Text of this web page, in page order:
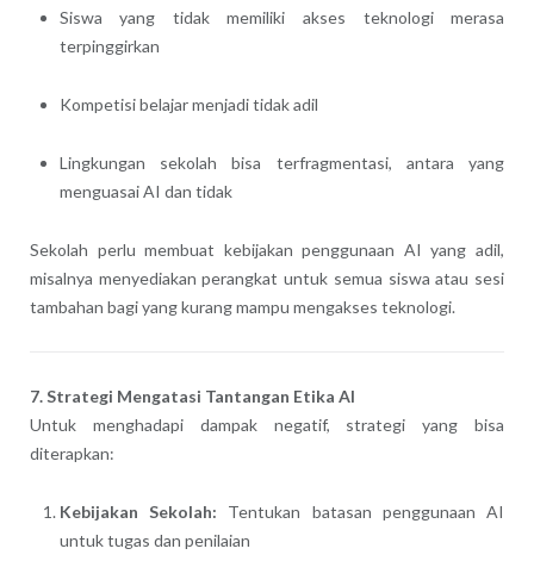
Siswa yang tidak memiliki akses teknologi merasa
terpinggirkan
Kompetisi belajar menjadi tidak adil
Lingkungan sekolah bisa terfragmentasi, antara yang
menguasai AI dan tidak
Sekolah perlu membuat kebijakan penggunaan AI yang adil,
misalnya menyediakan perangkat untuk semua siswa atau sesi
tambahan bagi yang kurang mampu mengakses teknologi.
7. Strategi Mengatasi Tantangan Etika AI
Untuk menghadapi dampak negatif, strategi yang bisa
diterapkan:
Kebijakan Sekolah: Tentukan batasan penggunaan AI
untuk tugas dan penilaian